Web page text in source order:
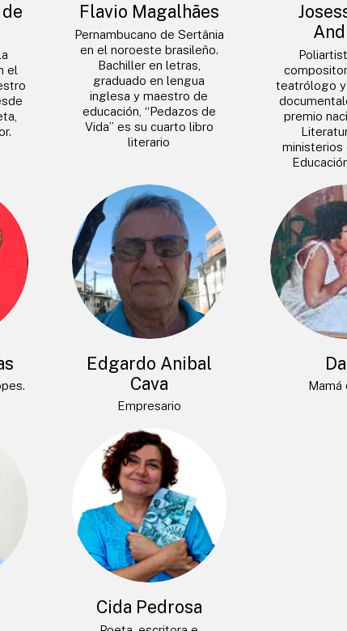
el
Flavio Magalhães
Pernambucano de Sertânia
en el noroeste brasileño.
Bachiller en letras,
graduado en lengua
inglesa y maestro de
educación, “Pedazos de
Vida” es su cuarto libro
literario
teatrólogo
premio
ministerios
Edgardo Anibal
Cava
Empresario
Mamá
Cida Pedrosa